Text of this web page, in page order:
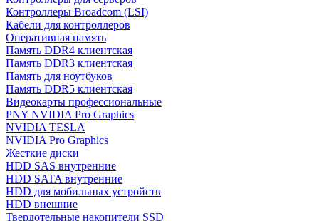
Контроллеры Broadcom (LSI)
Кабели для контроллеров
Оперативная память
Память DDR4 клиентская
Память DDR3 клиентская
Память для ноутбуков
Память DDR5 клиентская
Видеокарты профессиональные
PNY NVIDIA Pro Graphics
NVIDIA TESLA
NVIDIA Pro Graphics
Жесткие диски
HDD SAS внутренние
HDD SATA внутренние
HDD для мобильных устройств
HDD внешние
Твердотельные накопители SSD